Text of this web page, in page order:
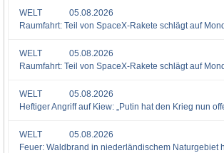
WELT
05.08.2026
Raumfahrt: Teil von SpaceX-Rakete schlägt auf
WELT
05.08.2026
Raumfahrt: Teil von SpaceX-Rakete schlägt auf
WELT
05.08.2026
Heftiger Angriff auf Kiew: „Putin hat den Krieg nun
WELT
05.08.2026
Feuer: Waldbrand in niederländischem Naturgebiet